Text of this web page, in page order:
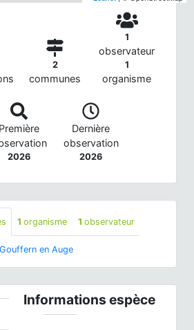
2
communes
1
observateur
1
organisme
Première
2026
Dernière
observation
2026
1 organisme 1 observateur
Gouffern en Auge
Informations espèce